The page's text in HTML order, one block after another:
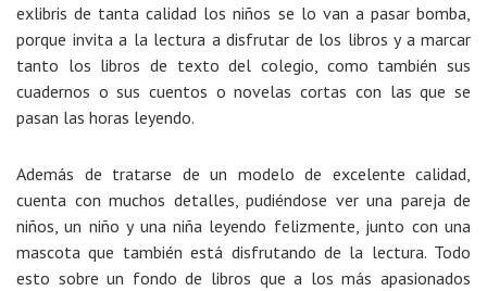
exlibris de tanta calidad los niños se lo van a pasar bomba,
porque invita a la lectura a disfrutar de los libros y a marcar
tanto los libros de texto del colegio, como también sus
cuadernos o sus cuentos o novelas cortas con las que se
pasan las horas leyendo.
Además de tratarse de un modelo de excelente calidad,
cuenta con muchos detalles, pudiéndose ver una pareja de
niños, un niño y una niña leyendo felizmente, junto con una
mascota que también está disfrutando de la lectura. Todo
esto sobre un fondo de libros que a los más apasionados